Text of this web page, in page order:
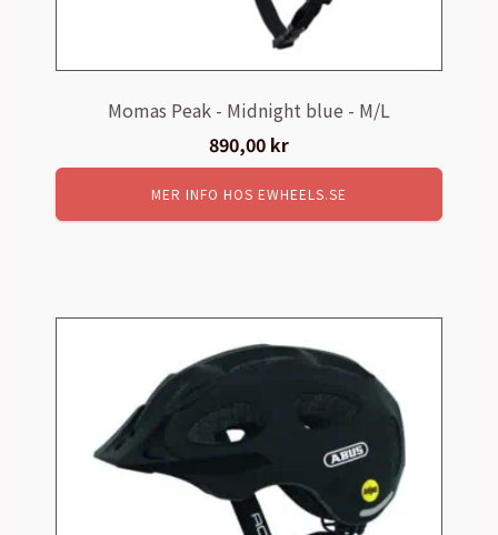
Momas Peak - Midnight blue - M/L
890,00 kr
MER INFO HOS EWHEELS.SE